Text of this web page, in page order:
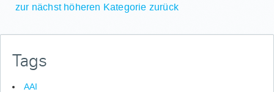
zur nächst höheren Kategorie zurück
Tags
AAI